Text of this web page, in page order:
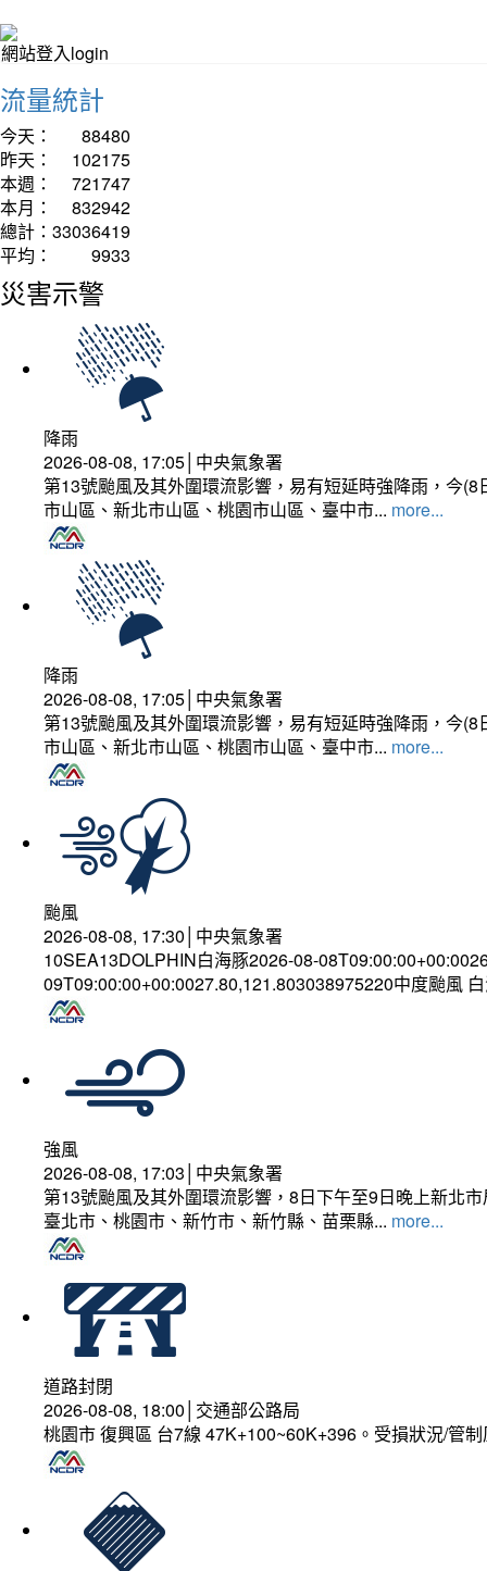
網站登入login
流量統計
今天：
88480
昨天：
102175
本週：
721747
本月：
832942
總計： 33036419
平均：
9933
災害示警
降雨
2026-08-08, 17:05│中央氣象署
第13號颱風及其外圍環流影響，易有短延時強降雨，今
市山區、新北市山區、桃園市山區、臺中市... more...
降雨
2026-08-08, 17:05│中央氣象署
第13號颱風及其外圍環流影響，易有短延時強降雨，今
市山區、新北市山區、桃園市山區、臺中市... more...
颱風
2026-08-08, 17:30│中央氣象署
10SEA13DOLPHIN白海豚2026-08-
09T09:00:00+00:0027.80,121.803038975220中度颱風
強風
2026-08-08, 17:03│中央氣象署
第13號颱風及其外圍環流影響，8日下午至9日晚上新北
臺北市、桃園市、新竹市、新竹縣、苗栗縣... more...
道路封閉
2026-08-08, 18:00│交通部公路局
桃園市 復興區 台7線 47K+100~60K+396。受損狀況/管